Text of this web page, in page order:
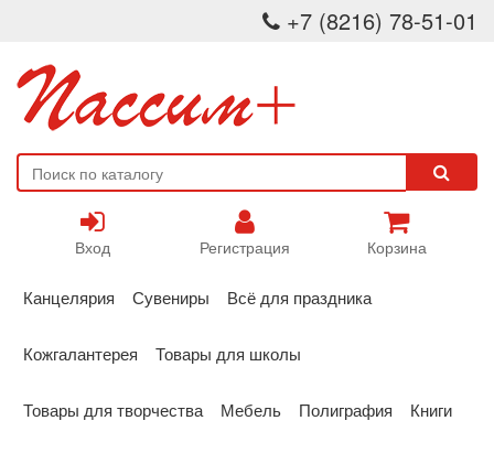
+7 (8216) 78-51-01
Вход Регистрация Корзина
Канцелярия Сувениры Всё для праздника
Кожгалантерея Товары для школы
Товары для творчества Мебель Полиграфия Книги